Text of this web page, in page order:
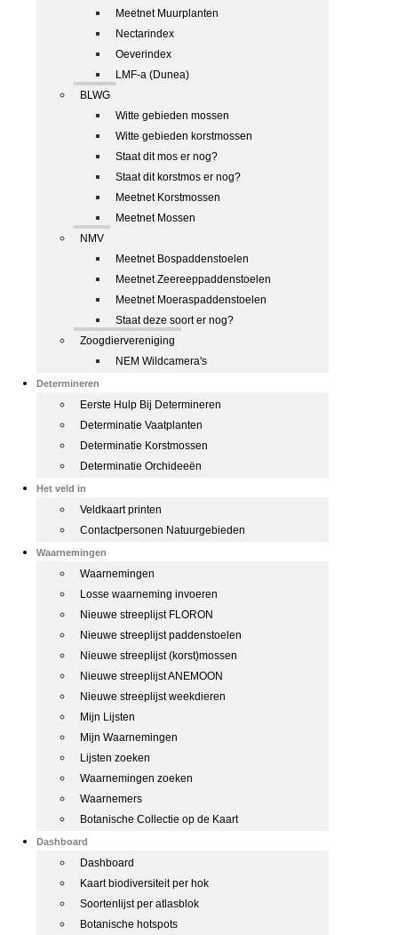
Meetnet Muurplanten
Nectarindex
Oeverindex
LMF-a (Dunea)
BLWG
Witte gebieden mossen
Witte gebieden korstmossen
Staat dit mos er nog?
Staat dit korstmos er nog?
Meetnet Korstmossen
Meetnet Mossen
NMV
Meetnet Bospaddenstoelen
Meetnet Zeereeppaddenstoelen
Meetnet Moeraspaddenstoelen
Staat deze soort er nog?
Zoogdiervereniging
NEM Wildcamera's
Determineren
Eerste Hulp Bij Determineren
Determinatie Vaatplanten
Determinatie Korstmossen
Determinatie Orchideeën
Het veld in
Veldkaart printen
Contactpersonen Natuurgebieden
Waarnemingen
Waarnemingen
Losse waarneming invoeren
Nieuwe streeplijst FLORON
Nieuwe streeplijst paddenstoelen
Nieuwe streeplijst (korst)mossen
Nieuwe streeplijst ANEMOON
Nieuwe streeplijst weekdieren
Mijn Lijsten
Mijn Waarnemingen
Lijsten zoeken
Waarnemingen zoeken
Waarnemers
Botanische Collectie op de Kaart
Dashboard
Dashboard
Kaart biodiversiteit per hok
Soortenlijst per atlasblok
Botanische hotspots